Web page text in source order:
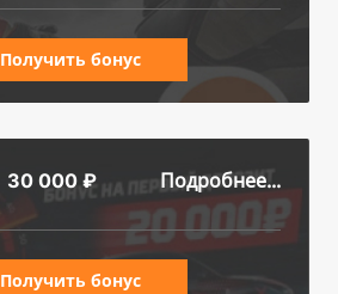
Получить бонус
30 000 ₽ Подробнее...
Получить бонус